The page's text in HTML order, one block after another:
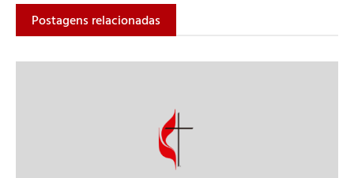
Postagens relacionadas